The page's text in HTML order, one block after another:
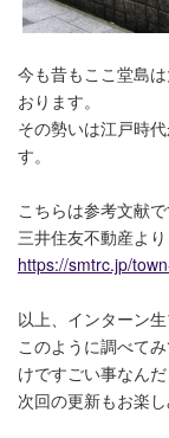
今も昔もここ堂島
おります。
その勢いは江戸時
す。
こちらは参考文献で
三井住友不動産よ
https://smtrc.jp/
以上、インターン
このように調べて
けですごい事なんだ
次回の更新もお楽